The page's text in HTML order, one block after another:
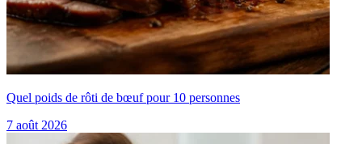
Quel poids de rôti de bœuf pour 10 personnes
7 août 2026